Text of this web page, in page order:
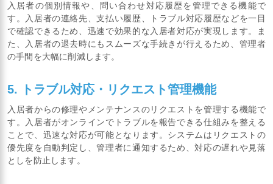
入居者の個別情報や、問い合わせ対応履歴を管理できる機能で
す。入居者の連絡先、支払い履歴、トラブル対応履歴などを一目
で確認できるため、迅速で効果的な入居者対応が実現します。ま
た、入居者の退去時にもスムーズな手続きが行えるため、管理者
の手間を大幅に削減します。
5. トラブル対応・リクエスト管理機能
入居者からの修理やメンテナンスのリクエストを管理する機能で
す。入居者がオンラインでトラブルを報告できる仕組みを整える
ことで、迅速な対応が可能となります。システムはリクエストの
優先度を自動判定し、管理者に通知するため、対応の遅れや見落
としを防止します。